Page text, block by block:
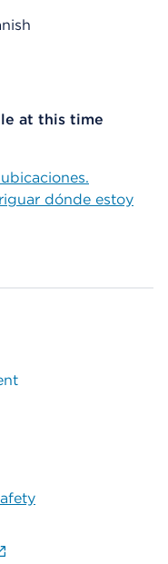
at this time
dónde estoy